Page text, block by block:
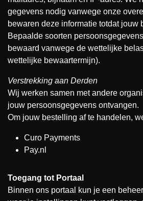
gegevens nodig vanwege onze
bewaren deze informatie totdat jouw
Bepaalde soorten
bewaard vanwege de wettelijke
wettelijke bewaartermijn).
Verstrekking aan Derden
Wij werken samen met andere
jouw persoonsgegevens ontvangen.
Om jouw bestelling af te handelen,
Curo Payments
Pay.nl
Toegang tot Portaal
Binnen ons portaal kun je een